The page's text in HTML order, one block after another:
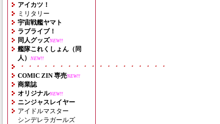
アイカツ！
ミリタリー
宇宙戦艦ヤマト
ラブライブ！
同人グッズNEW!!
艦隊これくしょん（同
人）
NEW!!
・・・・・・・・・・・・・・・・・・・
COMIC ZIN 専売NEW!!
商業誌
オリジナルNEW!!
ニンジャスレイヤー
アイドルマスター
シンデレラガールズ